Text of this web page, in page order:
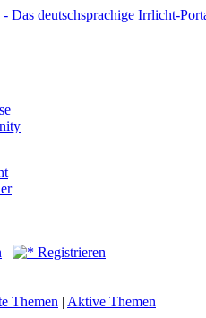
Registrieren
Themen | Aktive Themen